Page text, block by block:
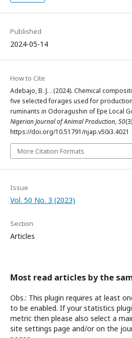
Published
2024-05-14
How to Cite
Adebajo, B. J. . (2024). Chemical
five selected forages used for
ruminants in Odoragushin of Epe Local
Nigerian Journal of Animal Production,50
https://doi.org/10.51791/njap.v50i3.4021
More Citation Formats
Issue
Vol. 50 No. 3 (2023)
Section
Articles
Most read articles by the
Obs.: This plugin requires at least
to be enabled. If your statistics
metric then please also select a
site settings page and/or on the